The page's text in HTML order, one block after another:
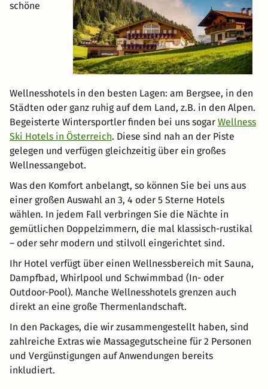
schöne
Wellnesshotels in den besten Lagen: am Bergsee, in den
Städten oder ganz ruhig auf dem Land, z.B. in den Alpen.
Begeisterte Wintersportler finden bei uns sogar Wellness
Ski Hotels in Österreich. Diese sind nah an der Piste
gelegen und verfügen gleichzeitig über ein großes
Wellnessangebot.
Was den Komfort anbelangt, so können Sie bei uns aus
einer großen Auswahl an 3, 4 oder 5 Sterne Hotels
wählen. In jedem Fall verbringen Sie die Nächte in
gemütlichen Doppelzimmern, die mal klassisch-rustikal
– oder sehr modern und stilvoll eingerichtet sind.
Ihr Hotel verfügt über einen Wellnessbereich mit Sauna,
Dampfbad, Whirlpool und Schwimmbad (In- oder
Outdoor-Pool). Manche Wellnesshotels grenzen auch
direkt an eine große Thermenlandschaft.
In den Packages, die wir zusammengestellt haben, sind
zahlreiche Extras wie Massagegutscheine für 2 Personen
und Vergünstigungen auf Anwendungen bereits
inkludiert.